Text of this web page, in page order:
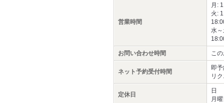
営業時間
月:
火:
水
お問い合わせ時間 こ
ネット予約受付時間
即
リ
定休日
日
月